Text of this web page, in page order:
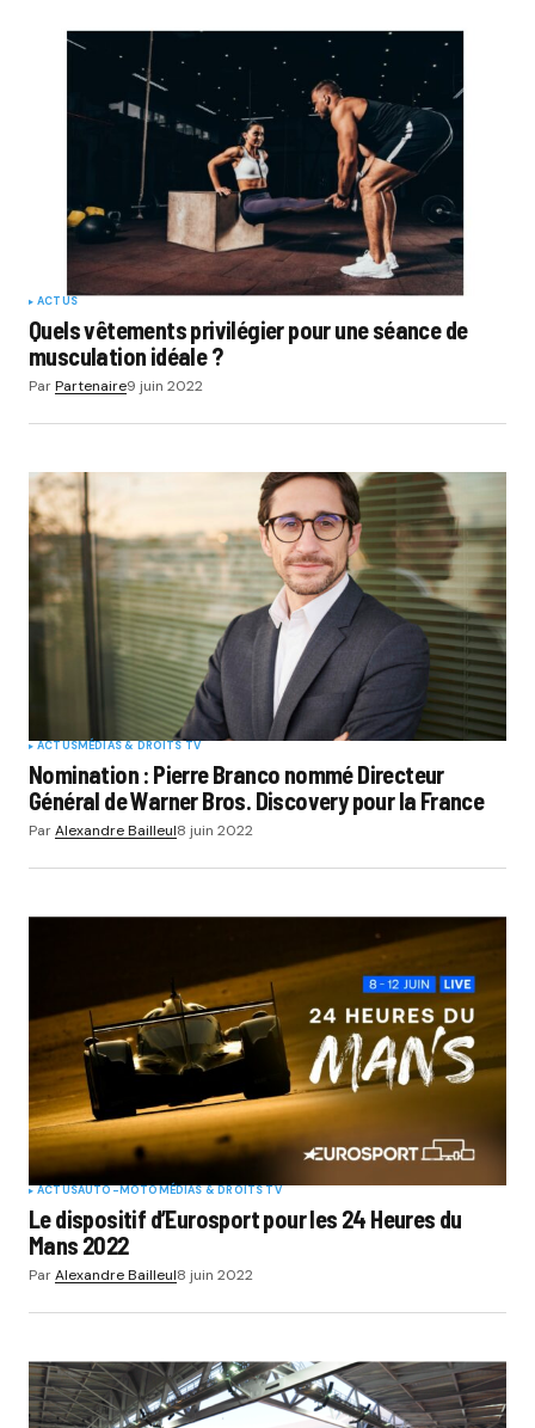
ACTUS
Quels vêtements privilégier pour une séance de
musculation idéale ?
ParPartenaire9 juin 2022
ACTUSMÉDIAS & DROITS TV
Nomination : Pierre Branco nommé Directeur
Général de Warner Bros. Discovery pour la France
ParAlexandre Bailleul8 juin 2022
ACTUSAUTO-MOTOMÉDIAS & DROITS TV
Le dispositif d’Eurosport pour les 24 Heures du
Mans 2022
ParAlexandre Bailleul8 juin 2022